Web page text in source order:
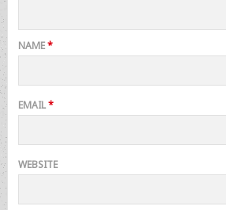
NAME*
EMAIL*
WEBSITE